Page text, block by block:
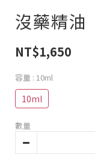
沒藥精油
NT$1,650
容量 : 10ml
10ml
數量